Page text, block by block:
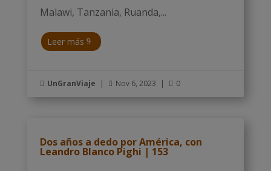
Malawi, Tanzania, Ruanda,...
Leer más
 UnGranViaje |  Nov 6, 2023 |  0
Dos años a dedo por América, con
Leandro Blanco Pighi | 153